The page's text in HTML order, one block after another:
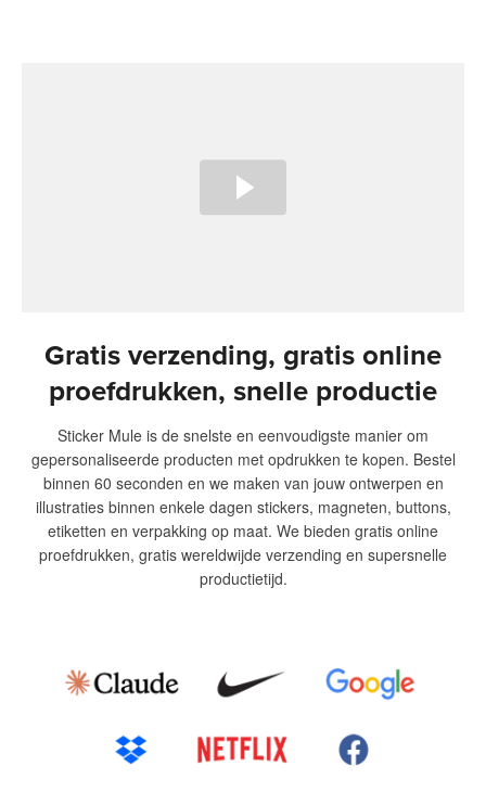
Gratis verzending, gratis online
proefdrukken, snelle productie
Sticker Mule is de snelste en eenvoudigste manier om
gepersonaliseerde producten met opdrukken te kopen. Bestel
binnen 60 seconden en we maken van jouw ontwerpen en
illustraties binnen enkele dagen stickers, magneten, buttons,
etiketten en verpakking op maat. We bieden gratis online
proefdrukken, gratis wereldwijde verzending en supersnelle
productietijd.